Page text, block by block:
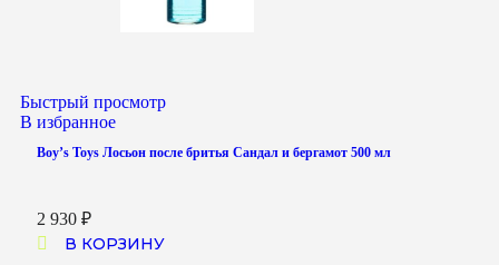
Быстрый просмотр
В избранное
Boy’s Toys Лосьон после бритья Сандал и бергамот 500 мл
2 930 ₽
В КОРЗИНУ